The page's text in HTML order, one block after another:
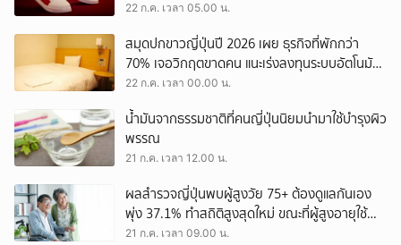
22 ก.ค. เวลา 05.00 น.
สมุดปกขาวญี่ปุ่นปี 2026 เผย ธุรกิจที่พักกว่า
70% เจอวิกฤตขาดคน แนะเร่งลงทุนระบบอัตโนมัติ-
อัปค่าจ้าง
22 ก.ค. เวลา 00.00 น.
น้ำมันจากธรรมชาติที่คนญี่ปุ่นนิยมนำมาใช้บำรุงผิว
พรรณ
21 ก.ค. เวลา 12.00 น.
ผลสำรวจญี่ปุ่นพบผู้สูงวัย 75+ ต้องดูแลกันเอง
พุ่ง 37.1% ทำสถิติสูงสุดใหม่ ขณะที่ผู้สูงอายุใช้
ชีวิตลำพังมีจำนวนกว่า 9.33 ล้านคน
21 ก.ค. เวลา 09.00 น.